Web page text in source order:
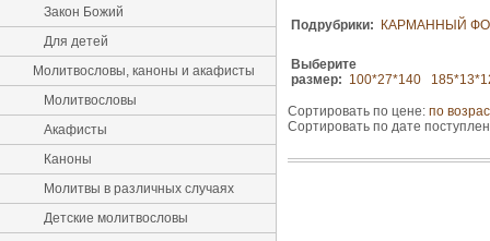
Закон Божий
Для детей
Молитвословы, каноны и акафисты
Молитвословы
Акафисты
Каноны
Молитвы в различных случаях
Детские молитвословы
Подрубрики: КАРМАННЫЙ
Выберите
размер: 100*27*140
Сортировать по цене: по
Сортировать по дате